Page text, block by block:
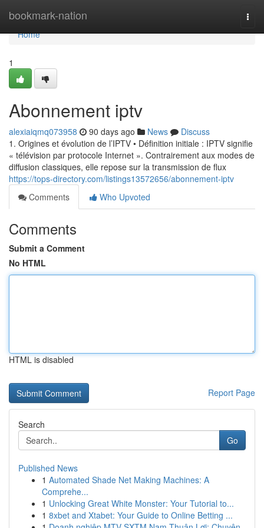
bookmark-nation
Home
Home
1
Abonnement iptv
alexiaiqmq073958 90 days ago News
Discuss
1. Origines et évolution de l’IPTV • Définition initiale : IPTV signifie
« télévision par protocole Internet ». Contrairement aux modes de
diffusion classiques, elle repose sur la transmission de flux
https://tops-directory.com/listings13572656/abonnement-iptv
Comments
Who Upvoted
Comments
Submit a Comment
No HTML
HTML is disabled
Report Page
Search
Go
Published News
1 Automated Shade Net Making Machines: A
Comprehe...
1 Unlocking Great White Monster: Your Tutorial to...
1 8xbet and Xtabet: Your Guide to Online Betting ...